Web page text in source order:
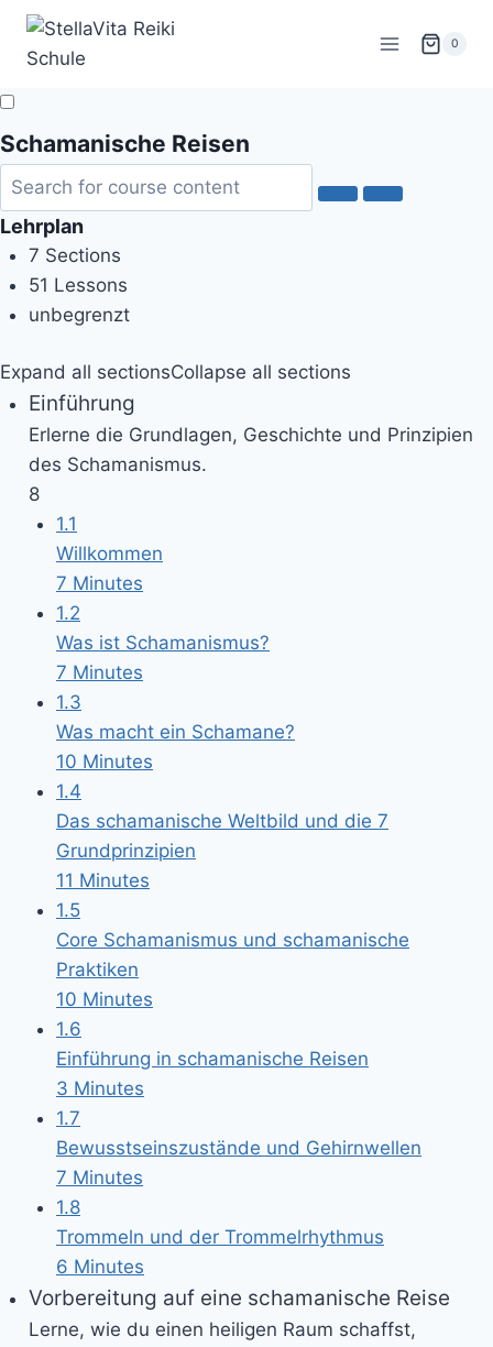
Zum
springen
0
Schamanische Reisen
Lehrplan
7 Sections
51 Lessons
unbegrenzt
Expand all sectionsCollapse all sections
Einführung
Erlerne die Grundlagen, Geschichte und Prinzipien
des Schamanismus.
8
1.1
Willkommen
7 Minutes
1.2
Was ist Schamanismus?
7 Minutes
1.3
Was macht ein Schamane?
10 Minutes
1.4
Das schamanische Weltbild und die 7
Grundprinzipien
11 Minutes
1.5
Core Schamanismus und schamanische
Praktiken
10 Minutes
1.6
Einführung in schamanische Reisen
3 Minutes
1.7
Bewusstseinszustände und Gehirnwellen
7 Minutes
1.8
Trommeln und der Trommelrhythmus
6 Minutes
Vorbereitung auf eine schamanische Reise
Lerne, wie du einen heiligen Raum schaffst,